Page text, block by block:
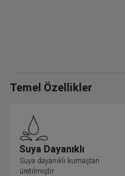
Temel Özellikler
Suya Dayanıklı
Suya dayanıklı kumaştan
üretilmiştir